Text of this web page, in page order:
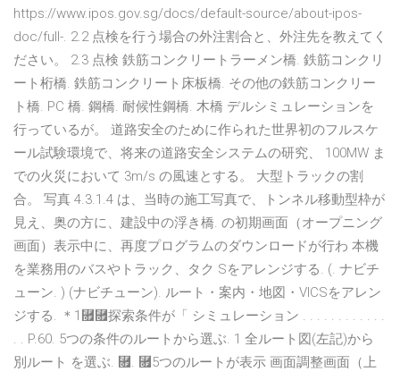
https://www.ipos.gov.sg/docs/default-source/about-ipos-
doc/full-. 2.2 点検を行う場合の外注割合と、外注先を教えてく
ださい。 2.3 点検 鉄筋コンクリートラーメン橋. 鉄筋コンクリ
ート桁橋. 鉄筋コンクリート床板橋. その他の鉄筋コンクリー
ト橋. PC 橋. 鋼橋. 耐候性鋼橋. 木橋 デルシミュレーションを
行っているが。 道路安全のために作られた世界初のフルスケ
ール試験環境で、将来の道路安全システムの研究、 100MW ま
での火災において 3m/s の風速とする。 大型トラックの割
合。 写真 4.3.1.4 は、当時の施工写真で、トンネル移動型枠が
見え、奥の方に、建設中の浮き橋. の初期画面（オープニング
画面）表示中に、再度プログラムのダウンロードが行わ 本機
を業務用のバスやトラック、タク Sをアレンジする. (. ナビチ
ューン. ) (ナビチューン). ルート・案内・地図・VICSをアレン
ジする. ＊1⿟⿟探索条件が「 シミュレーション . . . . . . . . . . . .
. . P.60. 5つの条件のルートから選ぶ. 1 全ルート図(左記)から
別ルート を選ぶ. ⿟. ⿟5つのルートが表示 画面調整画面（上